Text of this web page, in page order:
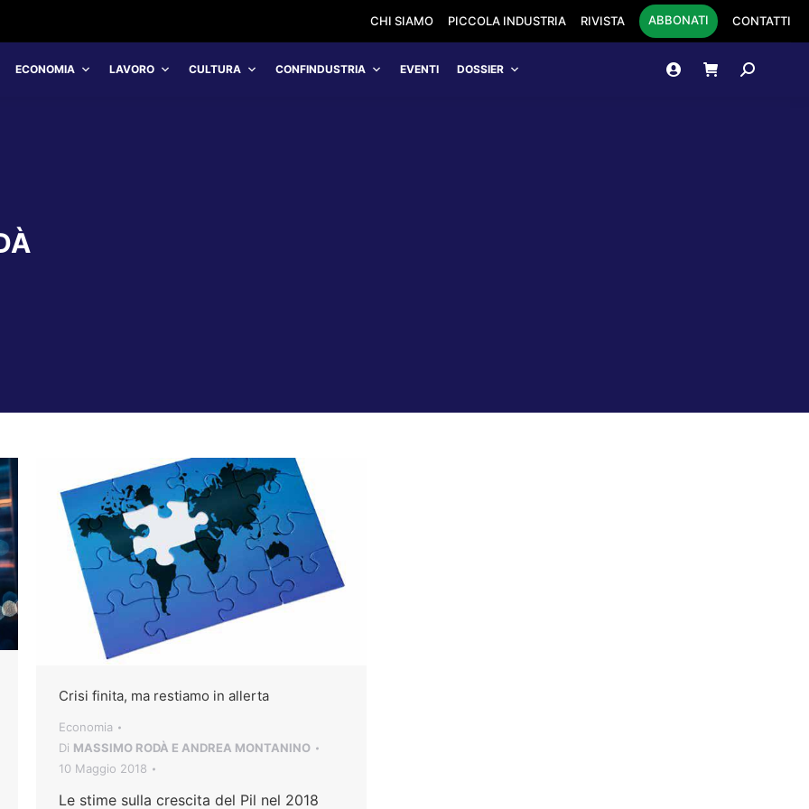
CHI SIAMO PICCOLA INDUSTRIA RIVISTA ABBONATI CONTATTI
ECONOMIA LAVORO CULTURA CONFINDUSTRIA EVENTI DOSSIER Cerca:
Crisi finita, ma restiamo in allerta
Economia
Di MASSIMO RODÀ E ANDREA MONTANINO
10 Maggio 2018
Le stime sulla crescita del Pil nel 2018